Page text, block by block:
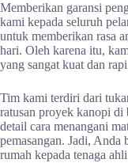
Memberikan garansi
kami kepada seluruh
untuk memberikan rasa
hari. Oleh karena itu,
yang sangat kuat dan
Tim kami terdiri dari
ratusan proyek kanopi di
detail cara menangani
pemasangan. Jadi, Anda
rumah kepada tenaga